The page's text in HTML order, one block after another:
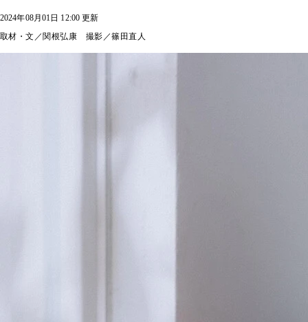
2024年08月01日 12:00 更新
取材・文／関根弘康 撮影／篠田直人